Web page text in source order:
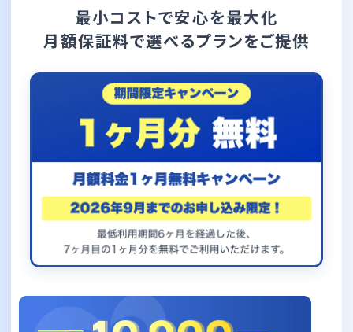
最小コストで安心を最大化
月額保証料で選べるプランをご提供